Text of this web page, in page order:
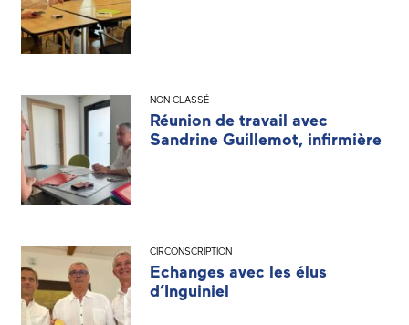
NON CLASSÉ
Réunion de travail avec
Sandrine Guillemot, infirmière
CIRCONSCRIPTION
Echanges avec les élus
d’Inguiniel